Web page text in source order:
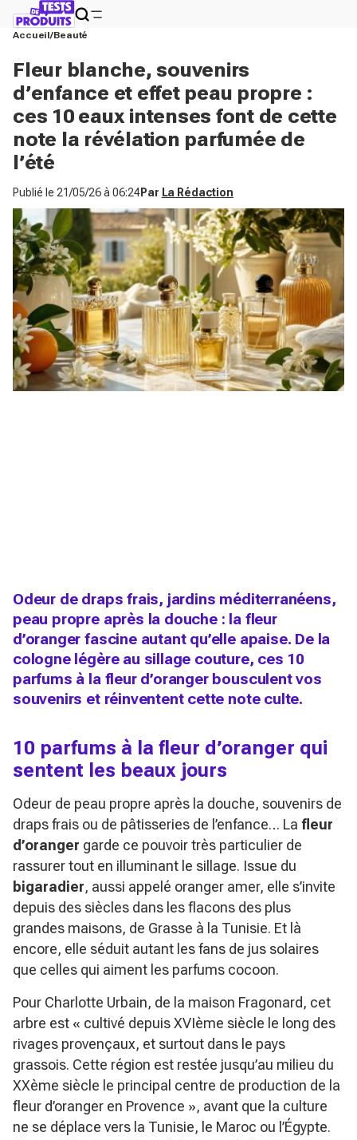
Accueil Beauté
Fleur blanche, souvenirs
d’enfance et effet peau propre :
ces 10 eaux intenses font de cette
note la révélation parfumée de
l’été
Publié le 21/05/26 à 06:24Par La Rédaction
Odeur de draps frais, jardins méditerranéens,
peau propre après la douche : la fleur
d’oranger fascine autant qu’elle apaise. De la
cologne légère au sillage couture, ces 10
parfums à la fleur d’oranger bousculent vos
souvenirs et réinventent cette note culte.
10 parfums à la fleur d’oranger qui
sentent les beaux jours
Odeur de peau propre après la douche, souvenirs de
draps frais ou de pâtisseries de l’enfance… La fleur
d’oranger garde ce pouvoir très particulier de
rassurer tout en illuminant le sillage. Issue du
bigaradier, aussi appelé oranger amer, elle s’invite
depuis des siècles dans les flacons des plus
grandes maisons, de Grasse à la Tunisie. Et là
encore, elle séduit autant les fans de jus solaires
que celles qui aiment les parfums cocoon.
Pour Charlotte Urbain, de la maison Fragonard, cet
arbre est « cultivé depuis XVIème siècle le long des
rivages provençaux, et surtout dans le pays
grassois. Cette région est restée jusqu’au milieu du
XXème siècle le principal centre de production de la
fleur d’oranger en Provence », avant que la culture
ne se déplace vers la Tunisie, le Maroc ou l’Égypte.